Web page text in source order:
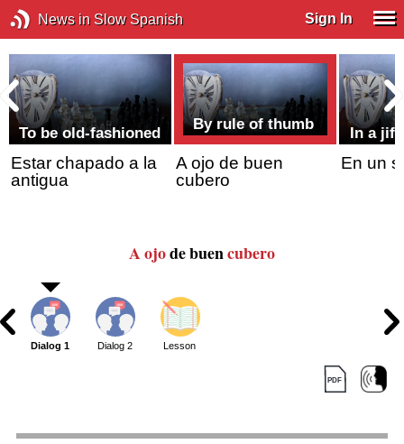
News in Slow Spanish Sign In
To be old-fashioned
Estar chapado a la
antigua
By rule of thumb
A ojo de buen
cubero
In a
En un
A ojode buencubero
Dialog 1 Dialog 2 Lesson